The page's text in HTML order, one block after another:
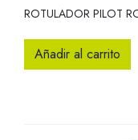
ROTULADOR PILOT
Añadir al carrito